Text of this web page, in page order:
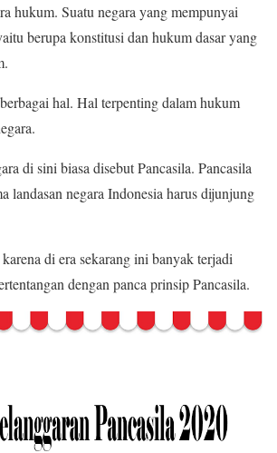
hukum. Suatu negara yang mempunyai
berupa konstitusi dan hukum dasar yang
hal. Hal terpenting dalam hukum
di sini biasa disebut Pancasila. Pancasila
landasan negara Indonesia harus dijunjung
di era sekarang ini banyak terjadi
dengan panca prinsip Pancasila.